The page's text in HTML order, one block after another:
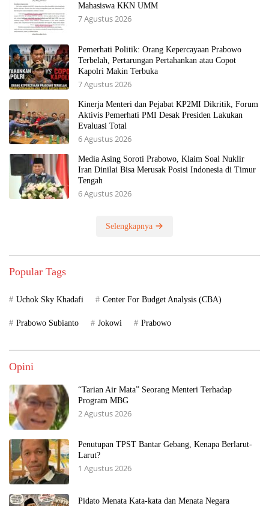
Mahasiswa KKN UMM
7 Agustus 2026
Pemerhati Politik: Orang Kepercayaan Prabowo
Terbelah, Pertarungan Pertahankan atau Copot
Kapolri Makin Terbuka
7 Agustus 2026
Kinerja Menteri dan Pejabat KP2MI Dikritik, Forum
Aktivis Pemerhati PMI Desak Presiden Lakukan
Evaluasi Total
6 Agustus 2026
Media Asing Soroti Prabowo, Klaim Soal Nuklir
Iran Dinilai Bisa Merusak Posisi Indonesia di Timur
Tengah
6 Agustus 2026
Selengkapnya
Popular Tags
Uchok Sky Khadafi Center For Budget Analysis (CBA)
Prabowo Subianto Jokowi Prabowo
Opini
“Tarian Air Mata” Seorang Menteri Terhadap
Program MBG
2 Agustus 2026
Penutupan TPST Bantar Gebang, Kenapa Berlarut-
Larut?
1 Agustus 2026
Pidato Menata Kata-kata dan Menata Negara